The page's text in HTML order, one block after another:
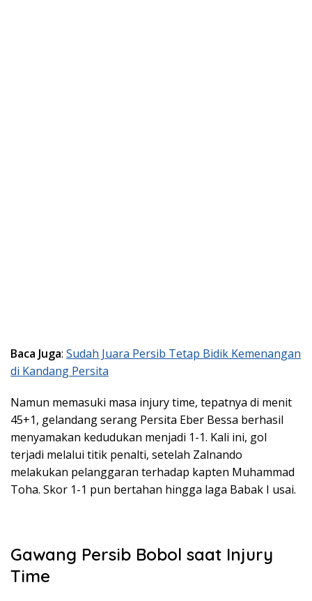
Baca Juga: Sudah Juara Persib Tetap Bidik Kemenangan
di Kandang Persita
Namun memasuki masa injury time, tepatnya di menit
45+1, gelandang serang Persita Eber Bessa berhasil
menyamakan kedudukan menjadi 1-1. Kali ini, gol
terjadi melalui titik penalti, setelah Zalnando
melakukan pelanggaran terhadap kapten Muhammad
Toha. Skor 1-1 pun bertahan hingga laga Babak I usai.
Gawang Persib Bobol saat Injury
Time